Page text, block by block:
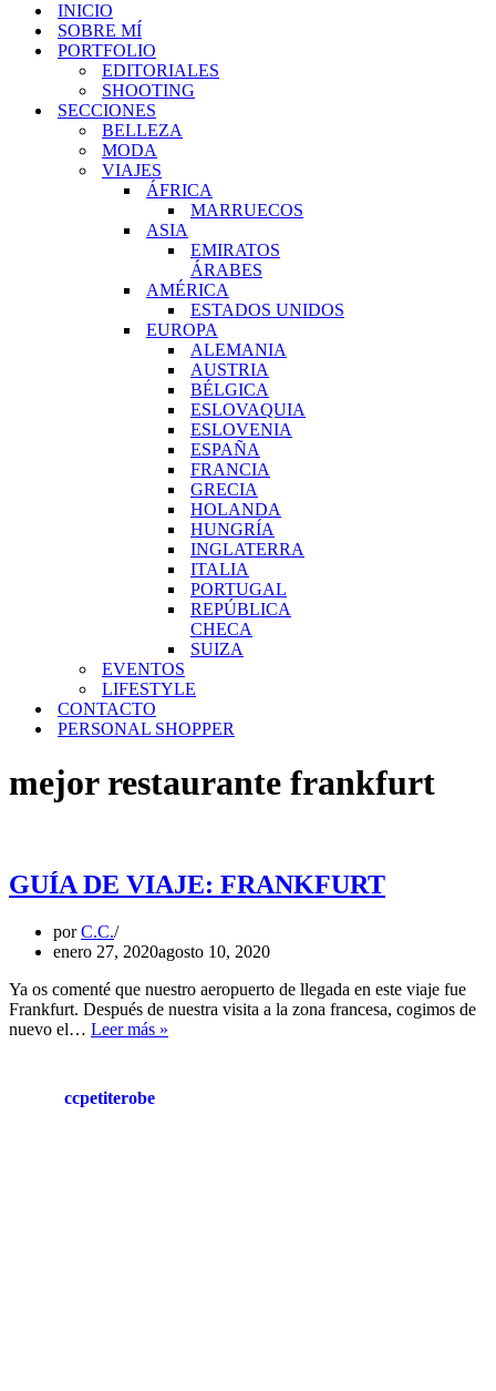
navegación
INICIO
SOBRE MÍ
PORTFOLIO
EDITORIALES
SHOOTING
SECCIONES
BELLEZA
MODA
VIAJES
ÁFRICA
MARRUECOS
ASIA
EMIRATOS
ÁRABES
AMÉRICA
ESTADOS UNIDOS
EUROPA
ALEMANIA
AUSTRIA
BÉLGICA
ESLOVAQUIA
ESLOVENIA
ESPAÑA
FRANCIA
GRECIA
HOLANDA
HUNGRÍA
INGLATERRA
ITALIA
PORTUGAL
REPÚBLICA
CHECA
SUIZA
EVENTOS
LIFESTYLE
CONTACTO
PERSONAL SHOPPER
mejor restaurante frankfurt
GUÍA DE VIAJE: FRANKFURT
porC.C.
enero 27, 2020agosto 10, 2020
Ya os comenté que nuestro aeropuerto de llegada en este viaje fue
Frankfurt. Después de nuestra visita a la zona francesa, cogimos de
nuevo el… Leer más »
ccpetiterobe